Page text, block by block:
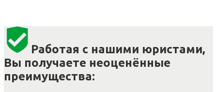
Работая с нашими юристами,
Вы получаете неоценённые
преимущества: